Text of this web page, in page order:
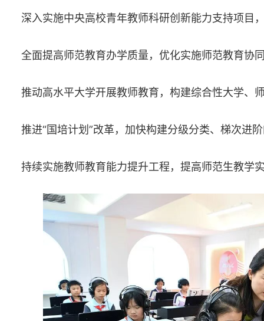
深入实施中央高校青年教师科研创新能力支持项目
全面提高师范教育办学质量，优化实施师范教育协
推动高水平大学开展教师教育，构建综合性大学、
推进“国培计划”改革，加快构建分级分类、梯次进
持续实施教师教育能力提升工程，提高师范生教学